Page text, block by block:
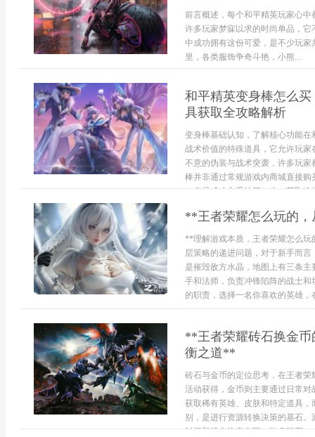
前言概述，每个和平精英玩家心
许多玩家梦寐以求的时尚单品，
中成功拥有这份可爱，是不少玩
里，各类服饰争奇斗艳，小熊...
和平精英变身棒怎么
具获取全攻略解析
变身棒基础认知，了解核心功能
战术价值的特殊道具，它允许玩
不意的伪装与战术突袭，许多玩
棒并非通过常规游戏内商城直接
一点是成功入手的第一步。获取
**王者荣耀怎么玩的
**理解游戏本质，王者荣耀怎么
层策略的递进问题，对于新手而
是摧毁敌方水晶，地图上有三条
手和法师，负责冲锋陷阵的战士
的职责，选择一名你喜欢的英雄，
**王者荣耀砖石换金
衡之道**
砖石与金币的定位思考，在王者
活动获得，金币则主要通过日常
获取稀有英雄、皮肤和特定道具
别，是进行资源转换决策的基石
时间和投入终究有限，许多玩家，